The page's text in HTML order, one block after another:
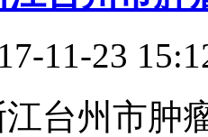
11-23
江台州市肿